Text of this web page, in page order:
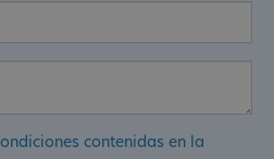
contenidas en la